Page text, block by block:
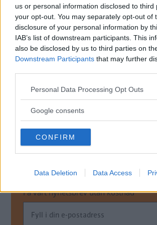
us or personal information disclosed to third
your opt-out. You may separately opt-out of
disclosure of your personal information by
IAB’s list of downstream participants. This
also be disclosed by us to third parties on
Downstream Participants that may further
Please note that this website/app uses one
not limited to your visit or usage behaviour.
use your data for below specified purposes
consent section.
Personal Data Processing Opt Outs
Google consents
CONFIRM
Data Deletion Data Access
Klicka påbildspeletför att se fler
Diskutera: Vad tycker du om Opel
RELATERADE BILDSPEL
Opel Crossland X – 9 bilder
MISSA INTE KOMMANDE
CROSSLAND X
Få vårt nyhetsbrev utan kostnad